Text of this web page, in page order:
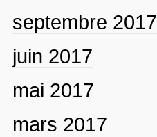
septembre 2017
juin 2017
mai 2017
mars 2017